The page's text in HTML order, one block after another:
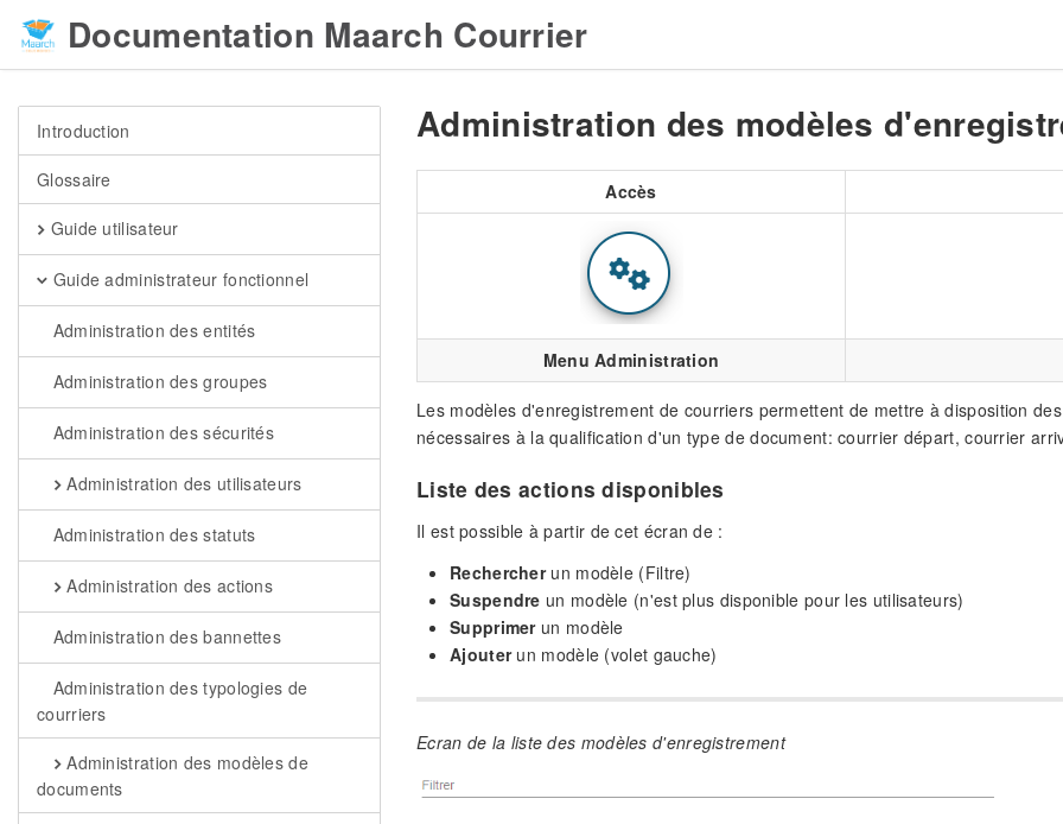
Documentation Maarch Courrier
Introduction
Glossaire
Guide utilisateur
Guide administrateur fonctionnel
Administration des entités
Administration des groupes
Administration des sécurités
Administration des utilisateurs
Administration des statuts
Administration des actions
Administration des bannettes
Administration des typologies de
courriers
Administration des modèles de
documents
Administration des modèles
Accès
Menu Administration
Les modèles d'enregistrement de courriers permettent de mettre à disposition
nécessaires à la qualification d'un type de document: courrier départ, courrier
Liste des actions disponibles
Il est possible à partir de cet écran de :
Rechercherun modèle (Filtre)
Suspendre un modèle (n'est plus disponible pour les utilisateurs)
Supprimerun modèle
Ajouterun modèle (volet gauche)
Ecran de la liste des modèles d'enregistrement